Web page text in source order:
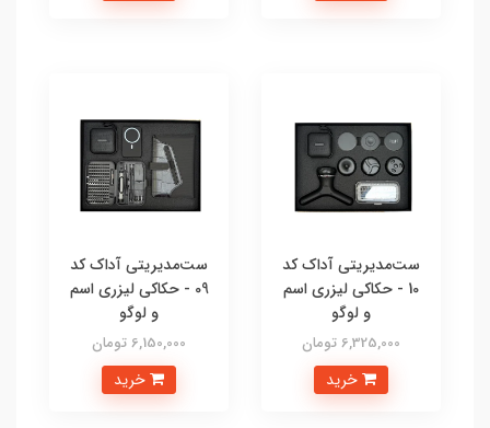
ست‌مدیریتی آداک کد
10 - حکاکی لیزری اسم
و لوگو
6,325,000 تومان
ست‌مدیریتی آداک کد
09 - حکاکی لیزری اسم
و لوگو
6,150,000 تومان